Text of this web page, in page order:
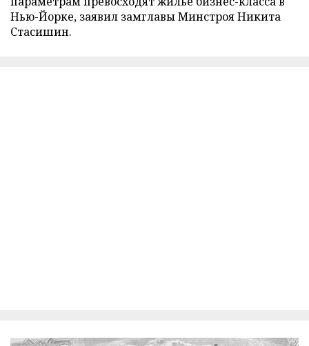
Нью-Йорке, заявил замглавы Минстроя Никита
Стасишин.